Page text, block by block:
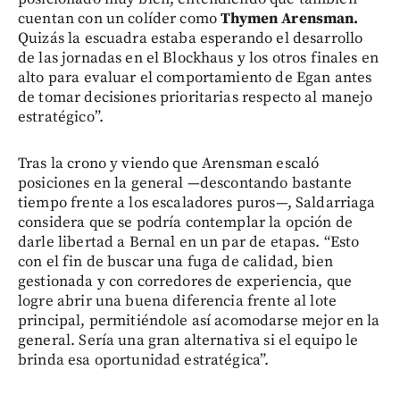
cuentan con un colíder comoThymen Arensman.
Quizás la escuadra estaba esperando el desarrollo
de las jornadas en el Blockhaus y los otros finales en
alto para evaluar el comportamiento de Egan antes
de tomar decisiones prioritarias respecto al manejo
estratégico”.
Tras la crono y viendo que Arensman escaló
posiciones en la general —descontando bastante
tiempo frente a los escaladores puros—, Saldarriaga
considera que se podría contemplar la opción de
darle libertad a Bernal en un par de etapas. “Esto
con el fin de buscar una fuga de calidad, bien
gestionada y con corredores de experiencia, que
logre abrir una buena diferencia frente al lote
principal, permitiéndole así acomodarse mejor en la
general. Sería una gran alternativa si el equipo le
brinda esa oportunidad estratégica”.